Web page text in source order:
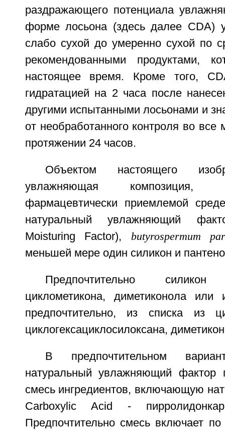
раздражающего потенциала
форме лосьона (здесь далее CDA)
слабо сухой до умеренно сухой по
рекомендованными продуктами,
настоящее время. Кроме того,
гидратацией на 2 часа после
другими испытанными лосьонами и
от необработанного контроля во
протяжении 24 часов.
Объектом настоящего
увлажняющая
фармацевтически приемлемой
натуральный увлажняющий
Moisturing Factor), butyrospermum
меньшей мере один силикон и
Предпочтительно
циклометикона, диметиконола
предпочтительно, из списка из
циклогексациклосилоксана,
В предпочтительном
натуральный увлажняющий фактор
смесь ингредиентов, включающую
Carboxylic Acid -
Предпочтительно смесь включает